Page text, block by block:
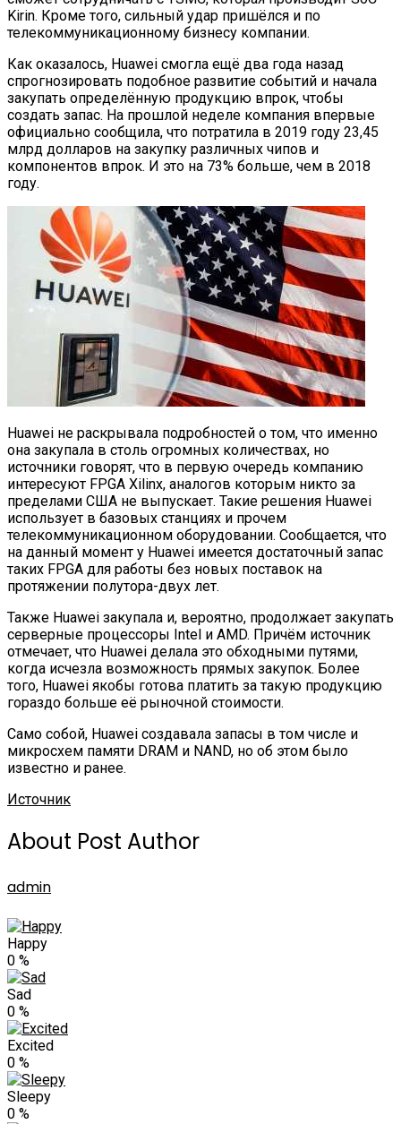
Kirin. Кроме того, сильный удар пришёлся и по
телекоммуникационному бизнесу компании.
Как оказалось, Huawei смогла ещё два года назад
спрогнозировать подобное развитие событий и начала
закупать определённую продукцию впрок, чтобы
создать запас. На прошлой неделе компания впервые
официально сообщила, что потратила в 2019 году 23,45
млрд долларов на закупку различных чипов и
компонентов впрок. И это на 73% больше, чем в 2018
году.
Huawei не раскрывала подробностей о том, что именно
она закупала в столь огромных количествах, но
источники говорят, что в первую очередь компанию
интересуют FPGA Xilinx, аналогов которым никто за
пределами США не выпускает. Такие решения Huawei
использует в базовых станциях и прочем
телекоммуникационном оборудовании. Сообщается, что
на данный момент у Huawei имеется достаточный запас
таких FPGA для работы без новых поставок на
протяжении полутора-двух лет.
Также Huawei закупала и, вероятно, продолжает закупать
серверные процессоры Intel и AMD. Причём источник
отмечает, что Huawei делала это обходными путями,
когда исчезла возможность прямых закупок. Более
того, Huawei якобы готова платить за такую продукцию
гораздо больше её рыночной стоимости.
Само собой, Huawei создавала запасы в том числе и
микросхем памяти DRAM и NAND, но об этом было
известно и ранее.
Источник
About Post Author
admin
Happy
0 %
Sad
0 %
Excited
0 %
Sleepy
0 %